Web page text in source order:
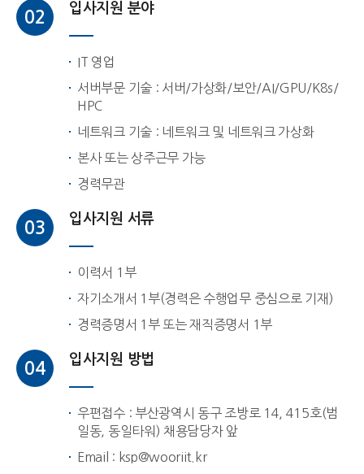
02 입사지원 분야
IT 영업
서버부문 기술 : 서버/가상화/보안/AI/GPU/K8s/
HPC
네트워크 기술 : 네트워크 및 네트워크 가상화
본사 또는 상주근무 가능
경력무관
03 입사지원 서류
이력서 1부
자기소개서 1부(경력은 수행업무 중심으로 기재)
경력증명서 1부 또는 재직증명서 1부
04 입사지원 방법
우편접수 : 부산광역시 동구 조방로 14, 415호(범
일동, 동일타워) 채용담당자 앞
Email : ksp@wooriit.kr